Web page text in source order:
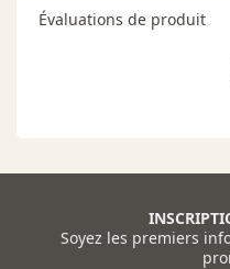
Évaluations de produit
Soyez les premiers